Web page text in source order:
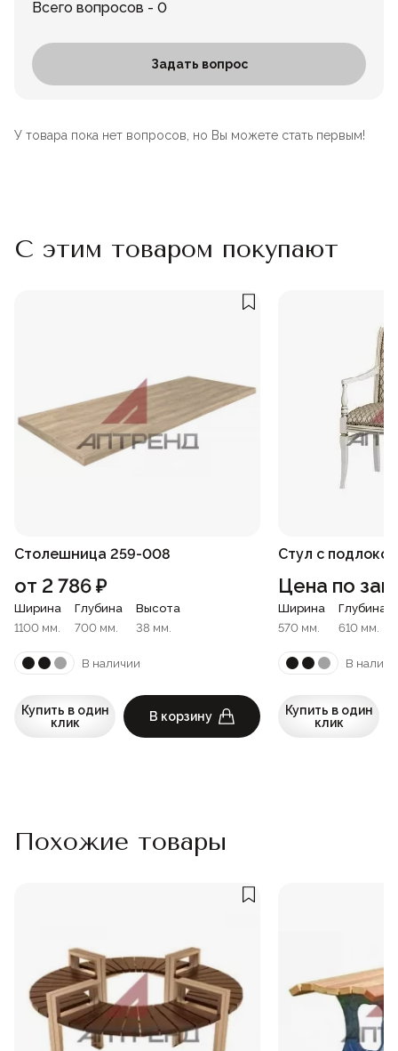
Всего вопросов - 0
Задать вопрос
У товара пока нет вопросов, но Вы можете стать первым!
С этим товаром покупают
Столешница 259-008
от 2 786₽
Ширина
1100 мм.
Глубина
700 мм.
Высота
38 мм.
В наличии
Купить в один
клик
В корзину
Стул с
Цена по
Ширина
570 мм.
Глубина
610 мм.
В
Купить в один
клик
Похожие товары